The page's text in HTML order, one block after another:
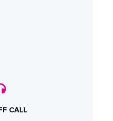
CALL